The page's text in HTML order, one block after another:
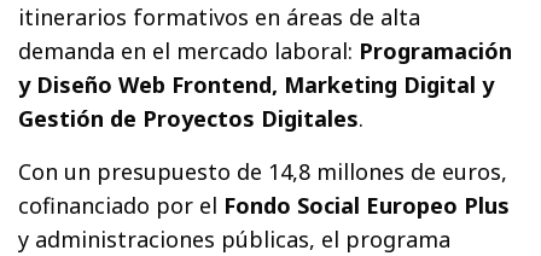
itinerarios formativos en áreas de alta
demanda en el mercado laboral: Programación
y Diseño Web Frontend, Marketing Digital y
Gestión de Proyectos Digitales.
Con un presupuesto de 14,8 millones de euros,
cofinanciado por el Fondo Social Europeo Plus
y administraciones públicas, el programa